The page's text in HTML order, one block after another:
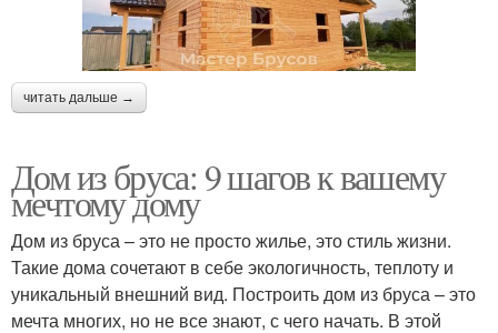
читать дальше →
Дом из бруса: 9 шагов к вашему
мечтому дому
Дом из бруса – это не просто жилье, это стиль жизни.
Такие дома сочетают в себе экологичность, теплоту и
уникальный внешний вид. Построить дом из бруса – это
мечта многих, но не все знают, с чего начать. В этой